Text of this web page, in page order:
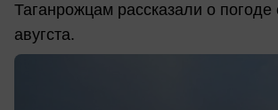
Таганрожцам рассказали о погоде
авугста.